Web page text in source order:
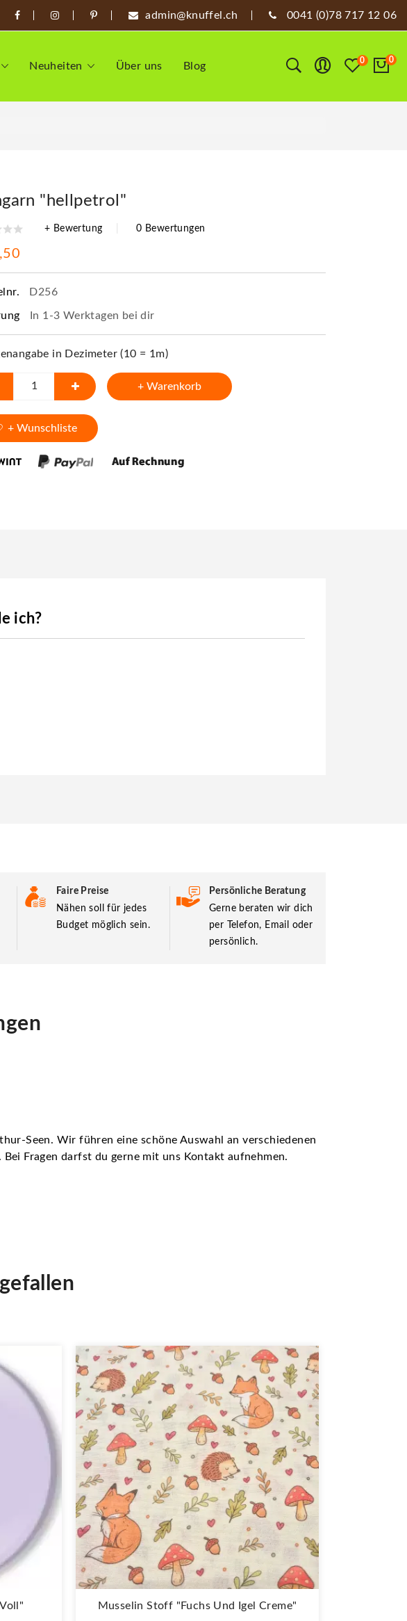
admin@knuffel.ch 0041 (0)78 717 12 06
Neuheiten Über uns Blog 0 0
"hellpetrol"
+ Bewertung 0 Bewertungen
D256
In 1-3 Werktagen bei dir
in Dezimeter (10 = 1m)
+ Warenkorb
+ Wunschliste
ich?
Faire Preise
Nähen soll für jedes
Budget möglich sein.
Persönliche Beratung
Gerne beraten wir dich
per Telefon, Email oder
persönlich.
Seen. Wir führen eine schöne Auswahl an verschiedenen
Fragen darfst du gerne mit uns Kontakt aufnehmen.
Musselin Stoff "Fuchs Und Igel Creme"